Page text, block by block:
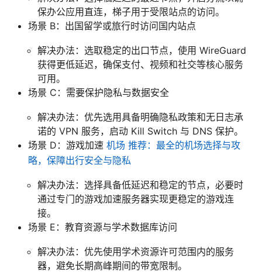
保办公应用直连，梯子用于受限站点的访问。
场景 B：出国留学或旅行时访问国内站点
解决办法：选取稳定的出口节点，使用 WireGuard
获得更低延迟，确保支付、视频和社交等核心服务
可用。
场景 C：需要保护隐私与数据安全
解决办法：优先选用具备明确隐私政策和无日志承
诺的 VPN 服务，启动 Kill Switch 与 DNS 保护。
场景 D：游戏加速 机场 推荐：最全的机场选择与攻
略，保障出行安全与隐私
解决办法：选择具备低延迟和稳定的节点，必要时
通过专门的游戏加速服务器实现更稳定的游戏连
接。
场景 E：教育资源与学术数据库访问
解决办法：优先使用学术资源许可范围内的服务
器，避免长期高峰期间的带宽限制。